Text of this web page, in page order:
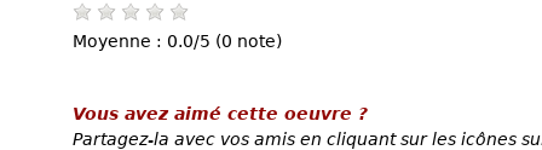
Moyenne : 0.0/5 (0 note)
Vous avez aimé cette oeuvre ?
Partagez-la avec vos amis en cliquant sur les icônes